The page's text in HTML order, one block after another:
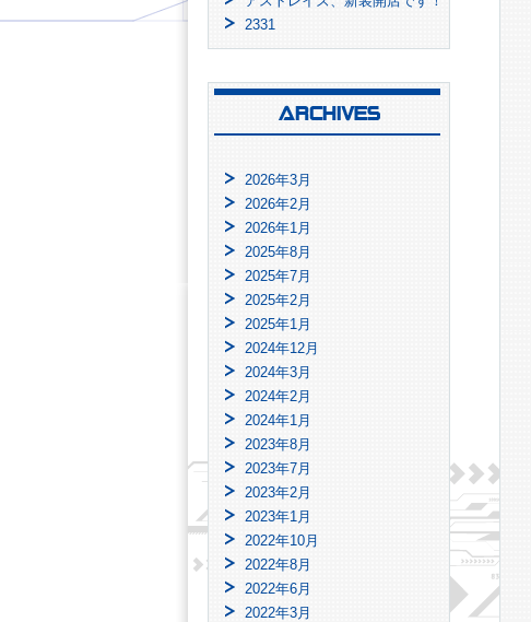
2331
2026年3月
2026年2月
2026年1月
2025年8月
2025年7月
2025年2月
2025年1月
2024年12月
2024年3月
2024年2月
2024年1月
2023年8月
2023年7月
2023年2月
2023年1月
2022年10月
2022年8月
2022年6月
2022年3月